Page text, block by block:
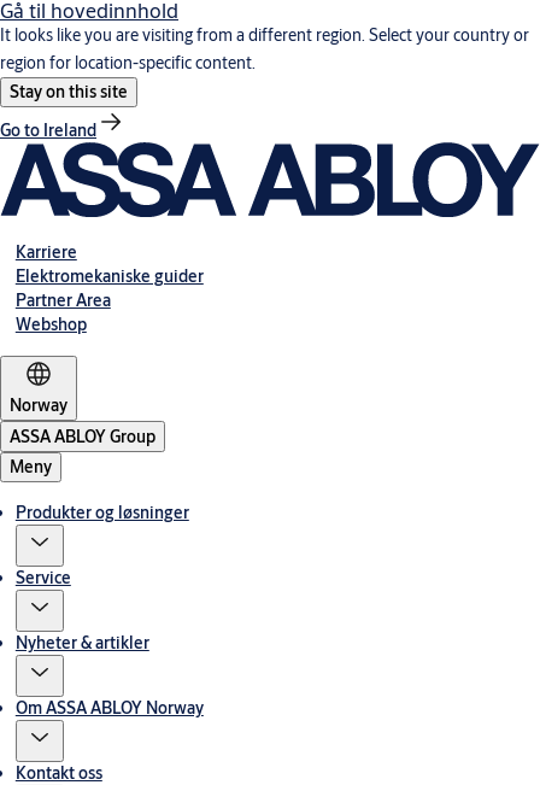
Gå til hovedinnhold
It looks like you are visiting from a different region. Select your country or
region for location-specific content.
Stay on this site
Go to Ireland
Karriere
Elektromekaniske guider
Partner Area
Webshop
Norway
ASSA ABLOY Group
Meny
Produkter og løsninger
Service
Nyheter & artikler
Om ASSA ABLOY Norway
Kontakt oss